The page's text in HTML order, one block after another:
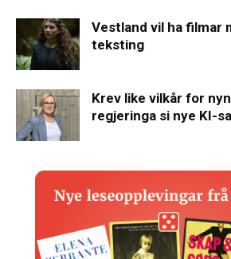
Vestland vil ha filmar
teksting
Krev like vilkår for
regjeringa si nye KI-